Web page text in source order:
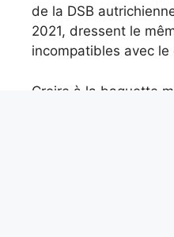
de la DSB
2021, dressent le
incompatibles avec
Croire à la baguette